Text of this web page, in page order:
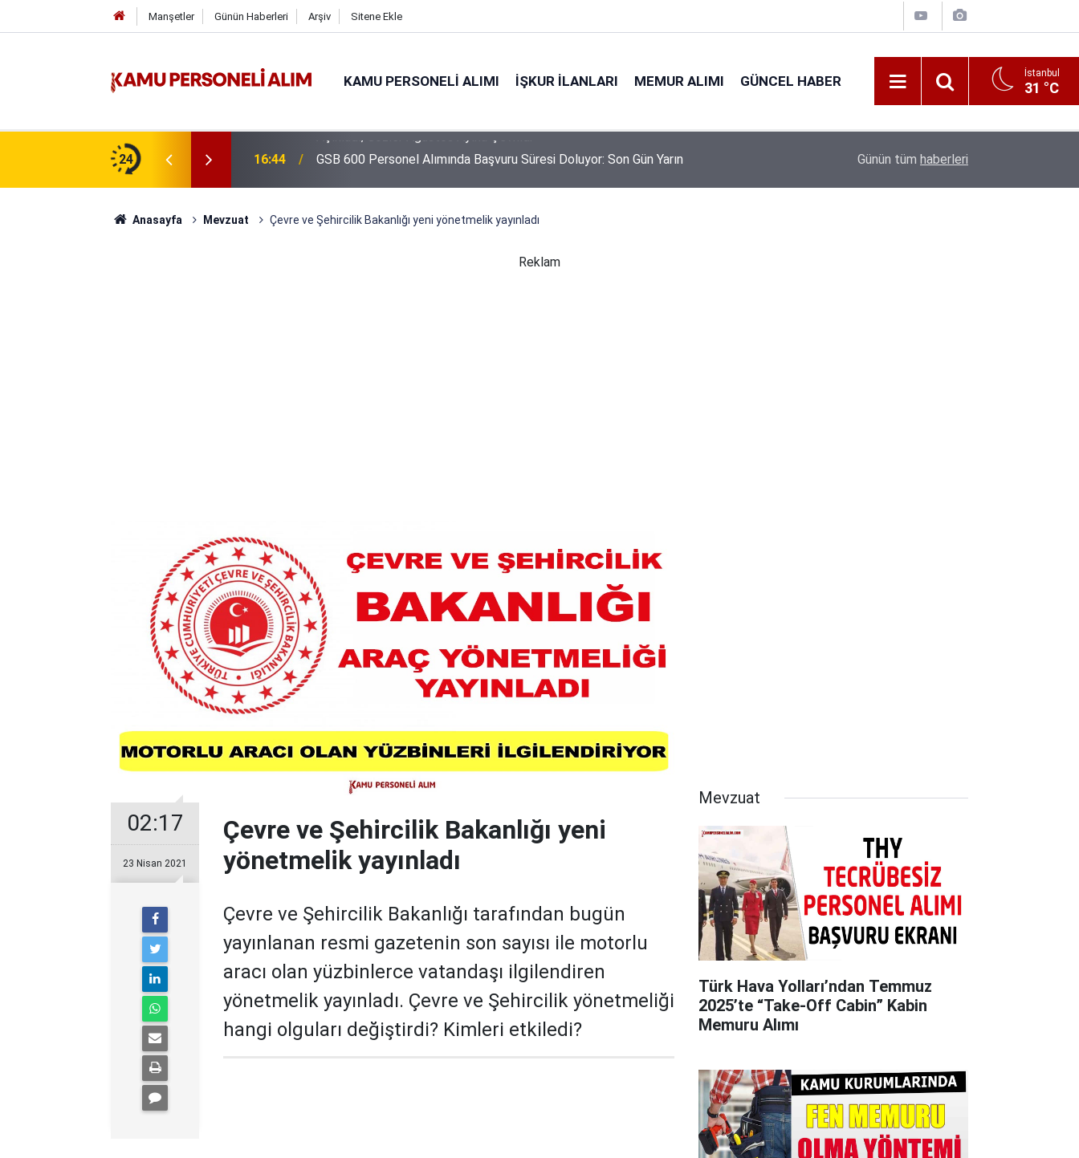
Manşetler Günün Haberleri Arşiv Sitene Ekle
KAMU PERSONELI ALIMI İŞKUR İLANLARI MEMUR ALIMI GÜNCEL HABER İstanbul
31 °C
24
Gündemde! Bakan Çiftçi Süreci
16:44 GSB 600 Personel Alımında Başvuru Süresi Doluyor: Son Gün Yarın Kıyı Emniyeti Genel Müdürlüğü 26 İşçi Alımı
Günün tüm haberleri
Anasayfa Mevzuat Çevre ve Şehircilik Bakanlığı yeni yönetmelik yayınladı
Reklam
02:17
23 Nisan 2021
Çevre ve Şehircilik Bakanlığı yeni
yönetmelik yayınladı
Çevre ve Şehircilik Bakanlığı tarafından bugün
yayınlanan resmi gazetenin son sayısı ile motorlu
aracı olan yüzbinlerce vatandaşı ilgilendiren
yönetmelik yayınladı. Çevre ve Şehircilik yönetmeliği
hangi olguları değiştirdi? Kimleri etkiledi?
Mevzuat
Türk Hava Yolları’ndan Temmuz
2025’te “Take‑Off Cabin” Kabin
Memuru Alımı